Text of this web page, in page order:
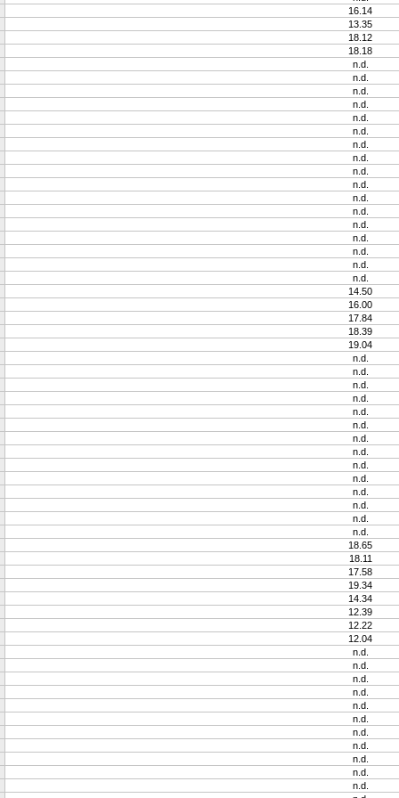
16.14
13.35
18.12
18.18
n.d.
n.d.
n.d.
n.d.
n.d.
n.d.
n.d.
n.d.
n.d.
n.d.
n.d.
n.d.
n.d.
n.d.
n.d.
n.d.
n.d.
14.50
16.00
17.84
18.39
19.04
n.d.
n.d.
n.d.
n.d.
n.d.
n.d.
n.d.
n.d.
n.d.
n.d.
n.d.
n.d.
n.d.
n.d.
18.65
18.11
17.58
19.34
14.34
12.39
12.22
12.04
n.d.
n.d.
n.d.
n.d.
n.d.
n.d.
n.d.
n.d.
n.d.
n.d.
n.d.